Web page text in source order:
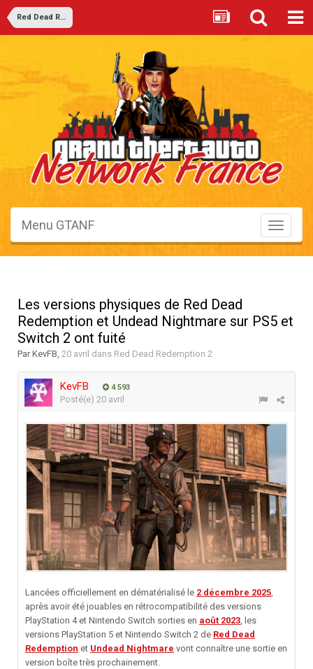
Red Dead Redemption 2
Toggle
Menu GTANF
Les versions physiques de Red Dead
Redemption et Undead Nightmare sur PS5 et
Switch 2 ont fuité
ParKevFB 20 avril dans Red Dead Redemption 2
KevFB 4 593
Posté(e) 20 avril
Lancées officiellement en dématérialisé le 2 décembre 2025,
après avoir été jouables en rétrocompatibilité des versions
PlayStation 4 et Nintendo Switch sorties en août 2023, les
versions PlayStation 5 et Nintendo Switch 2 de Red Dead
Redemption et Undead Nightmare vont connaître une sortie en
version boîte très prochainement.